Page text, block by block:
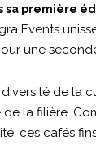
sa première
Events
une
de la
la filière.
ces cafés